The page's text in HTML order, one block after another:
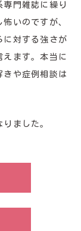
門雑誌に繰り
いのですが、
に対する強さが
えます。本当に
きや症例相談は
ました。